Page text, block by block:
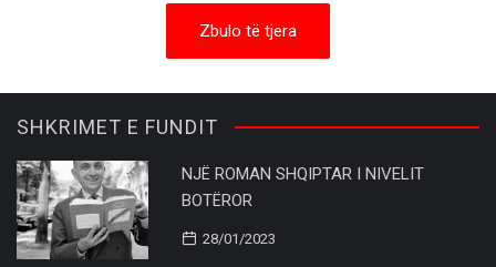
Zbulo të tjera
SHKRIMET E FUNDIT
NJË ROMAN SHQIPTAR I NIVELIT
BOTËROR
28/01/2023